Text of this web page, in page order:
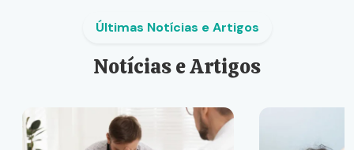
Últimas Notícias e Artigos
Notícias e Artigos